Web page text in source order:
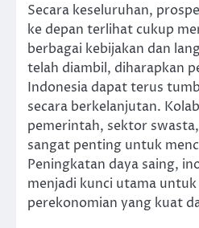
Secara keseluruhan,
ke depan terlihat cukup
berbagai kebijakan dan
telah diambil, diharapkan
Indonesia dapat terus
secara berkelanjutan.
pemerintah, sektor
sangat penting untuk
Peningkatan daya saing,
menjadi kunci utama
perekonomian yang kuat